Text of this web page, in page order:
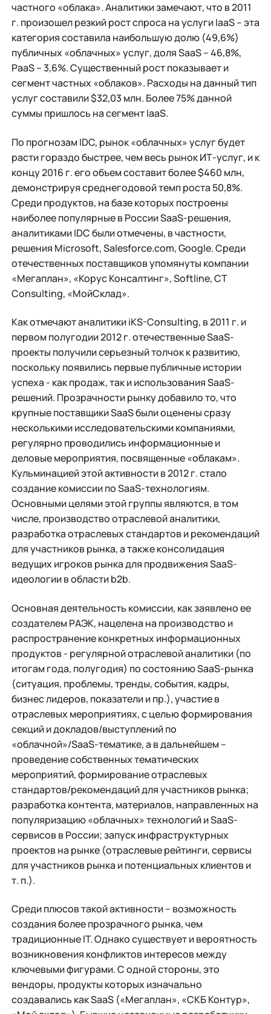
частного «облака». Аналитики замечают, что в 2011
г. произошел резкий рост спроса на услуги IaaS – эта
категория составила наибольшую долю (49,6%)
публичных «облачных» услуг, доля SaaS – 46,8%,
PaaS – 3,6%. Существенный рост показывает и
сегмент частных «облаков». Расходы на данный тип
услуг составили $32,03 млн. Более 75% данной
суммы пришлось на сегмент IaaS.
По прогнозам IDC, рынок «облачных» услуг будет
расти гораздо быстрее, чем весь рынок ИТ-услуг, и к
концу 2016 г. его объем составит более $460 млн,
демонстрируя среднегодовой темп роста 50,8%.
Среди продуктов, на базе которых построены
наиболее популярные в России SaaS-решения,
аналитиками IDC были отмечены, в частности,
решения Microsoft, Salesforce.com, Google. Среди
отечественных поставщиков упомянуты компании
«Мегаплан», «Корус Консалтинг», Softline, CT
Consulting, «МойСклад».
Как отмечают аналитики iKS-Consulting, в 2011 г. и
первом полугодии 2012 г. отечественные SaaS-
проекты получили серьезный толчок к развитию,
поскольку появились первые публичные истории
успеха - как продаж, так и использования SaaS-
решений. Прозрачности рынку добавило то, что
крупные поставщики SaaS были оценены сразу
несколькими исследовательскими компаниями,
регулярно проводились информационные и
деловые мероприятия, посвященные «облакам».
Кульминацией этой активности в 2012 г. стало
создание комиссии по SaaS-технологиям.
Основными целями этой группы являются, в том
числе, производство отраслевой аналитики,
разработка отраслевых стандартов и рекомендаций
для участников рынка, а также консолидация
ведущих игроков рынка для продвижения SaaS-
идеологии в области b2b.
Основная деятельность комиссии, как заявлено ее
создателем РАЭК, нацелена на производство и
распространение конкретных информационных
продуктов - регулярной отраслевой аналитики (по
итогам года, полугодия) по состоянию SaaS-рынка
(ситуация, проблемы, тренды, события, кадры,
бизнес лидеров, показатели и пр.), участие в
отраслевых мероприятиях, с целью формирования
секций и докладов/выступлений по
«облачной»/SaaS-тематике, а в дальнейшем –
проведение собственных тематических
мероприятий, формирование отраслевых
стандартов/рекомендаций для участников рынка;
разработка контента, материалов, направленных на
популяризацию «облачных» технологий и SaaS-
сервисов в России; запуск инфраструктурных
проектов на рынке (отраслевые рейтинги, сервисы
для участников рынка и потенциальных клиентов и
т. п.).
Среди плюсов такой активности – возможность
создания более прозрачного рынка, чем
традиционные IT. Однако существует и вероятность
возникновения конфликтов интересов между
ключевыми фигурами. С одной стороны, это
вендоры, продукты которых изначально
создавались как SaaS («Мегаплан», «СКБ Контур»,